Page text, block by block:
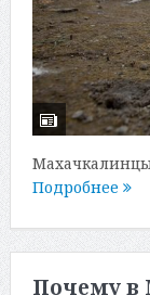
Махачкалинцы
Подробнее
Почему в